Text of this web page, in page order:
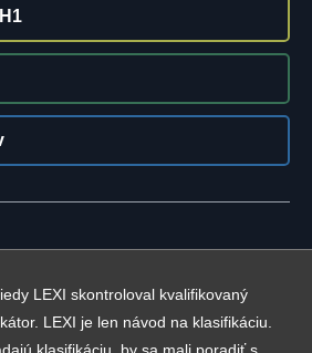
LEXI skontroloval kvalifikovaný
LEXI je len návod na klasifikáciu.